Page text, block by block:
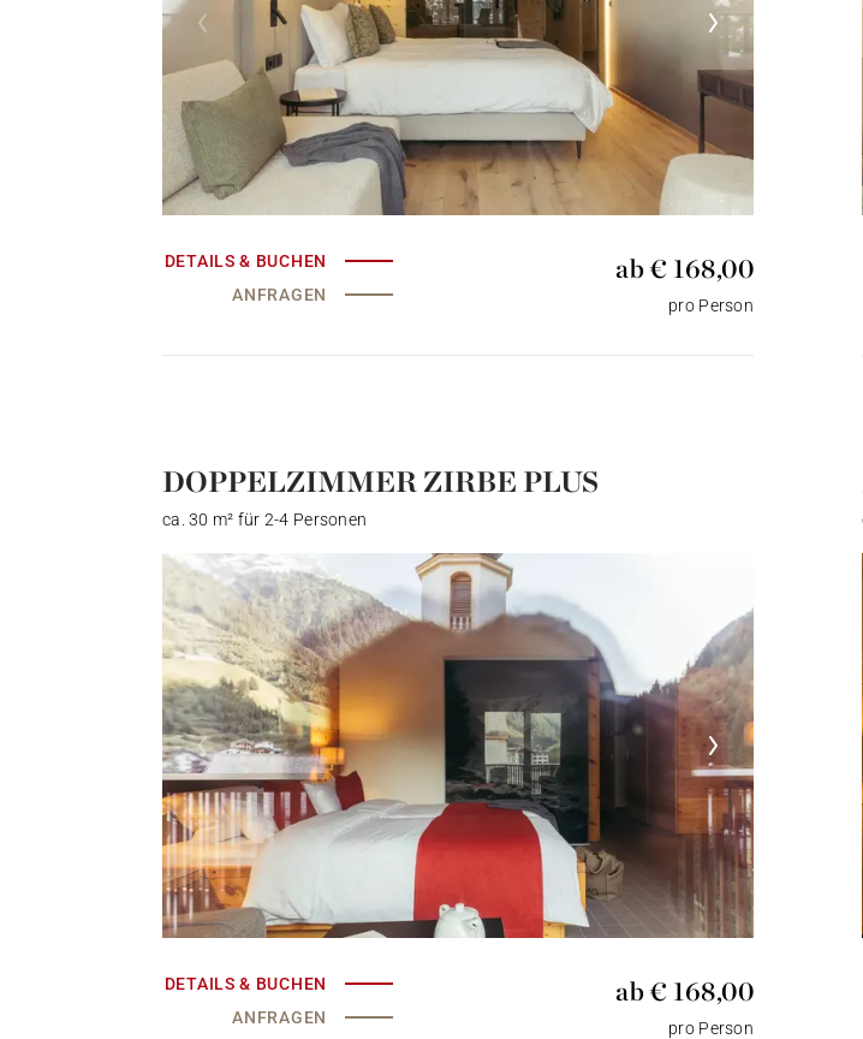
HIMMEL UND
VOR GROSSER
WELLNESS IM NEUEN
DETAILS & BUCHEN
ANFRAGEN
ab € 168,00
pro Person
DOPPELZIMMER ZIRBE PLUS
ca. 30 m² für 2-4 Personen
DETAILS & BUCHEN
ANFRAGEN
ab € 168,00
pro Person